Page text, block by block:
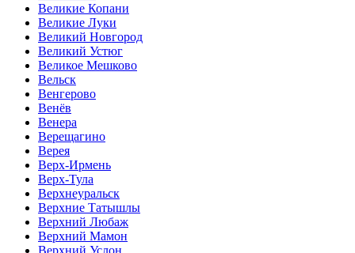
Великие Копани
Великие Луки
Великий Новгород
Великий Устюг
Великое Мешково
Вельск
Венгерово
Венёв
Венера
Верещагино
Верея
Верх-Ирмень
Верх-Тула
Верхнеуральск
Верхние Татышлы
Верхний Любаж
Верхний Мамон
Верхний Услон